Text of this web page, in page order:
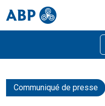
Communiqué de presse